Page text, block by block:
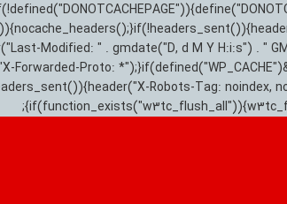
Modified: " . gmdate("D, d M Y H:i:s") . "
Forwarded-Proto:
Robots-Tag: noindex,